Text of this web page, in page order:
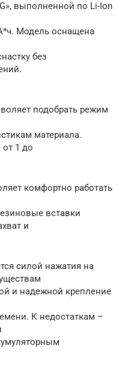
выполненной по Li-Ion
Модель оснащена
без
подобрать режим
материала.
от 1 до
комфортно работать
вставки
и
силой нажатия на
и надежной крепление
К недостаткам –